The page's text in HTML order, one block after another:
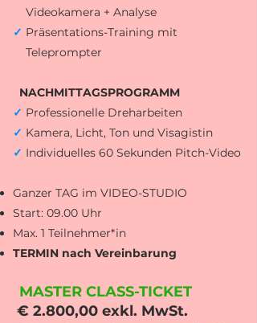
Videokamera + Analyse
✓ Präsentations-Training mit
Teleprompter
NACHMITTAGSPROGRAMM
✓ Professionelle Dreharbeiten
✓ Kamera, Licht, Ton und Visagistin
✓ Individuelles 60 Sekunden Pitch-Video
Ganzer TAG im VIDEO-STUDIO
Start: 09.00 Uhr
Max. 1 Teilnehmer*in
TERMIN nach Vereinbarung
MASTER CLASS-TICKET
€ 2.800,00 exkl. MwSt.